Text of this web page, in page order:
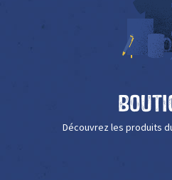
Découvrez les produits